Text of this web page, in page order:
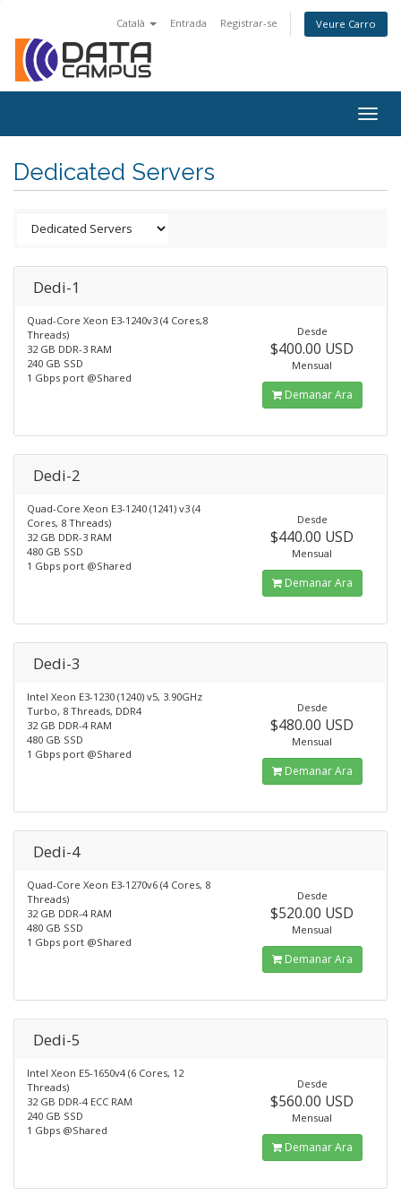
Català Entrada Registrar-se Veure Carro
Dedicated Servers
Dedi-1
Quad-Core Xeon E3-1240v3 (4 Cores,8
Threads)
32 GB DDR-3 RAM
240 GB SSD
1 Gbps port @Shared
Desde
$400.00 USD
Mensual
Demanar Ara
Dedi-2
Quad-Core Xeon E3-1240 (1241) v3 (4
Cores, 8 Threads)
32 GB DDR-3 RAM
480 GB SSD
1 Gbps port @Shared
Desde
$440.00 USD
Mensual
Demanar Ara
Dedi-3
Intel Xeon E3-1230 (1240) v5, 3.90GHz
Turbo, 8 Threads, DDR4
32 GB DDR-4 RAM
480 GB SSD
1 Gbps port @Shared
Desde
$480.00 USD
Mensual
Demanar Ara
Dedi-4
Quad-Core Xeon E3-1270v6 (4 Cores, 8
Threads)
32 GB DDR-4 RAM
480 GB SSD
1 Gbps port @Shared
Desde
$520.00 USD
Mensual
Demanar Ara
Dedi-5
Intel Xeon E5-1650v4 (6 Cores, 12
Threads)
32 GB DDR-4 ECC RAM
240 GB SSD
1 Gbps @Shared
Desde
$560.00 USD
Mensual
Demanar Ara